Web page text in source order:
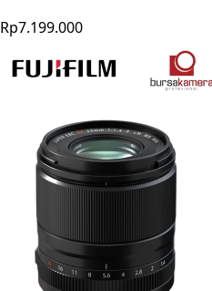
Rp7.199.000